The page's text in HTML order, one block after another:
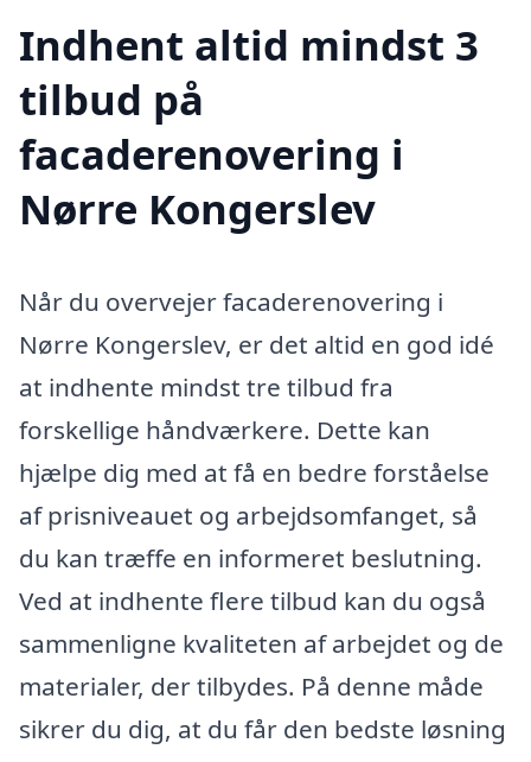
Indhent altid mindst 3
tilbud på
facaderenovering i
Nørre Kongerslev
Når du overvejer facaderenovering i
Nørre Kongerslev, er det altid en god idé
at indhente mindst tre tilbud fra
forskellige håndværkere. Dette kan
hjælpe dig med at få en bedre forståelse
af prisniveauet og arbejdsomfanget, så
du kan træffe en informeret beslutning.
Ved at indhente flere tilbud kan du også
sammenligne kvaliteten af arbejdet og de
materialer, der tilbydes. På denne måde
sikrer du dig, at du får den bedste løsning